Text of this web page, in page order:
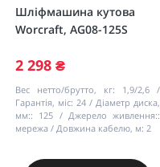
Шліфмашина кутова
Worcraft, AG08-125S
2 298 ₴
Вес нетто/брутто, кг:
1,9/2,6
Гарантія, міс: 24
Діаметр диска,
мм:: 125
Джерело живлення::
мережа
Довжина кабелю, м: 2